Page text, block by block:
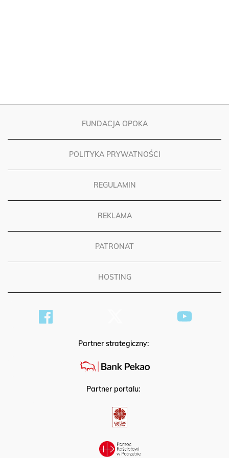
FUNDACJA OPOKA
POLITYKA PRYWATNOŚCI
REGULAMIN
REKLAMA
PATRONAT
HOSTING
Partner strategiczny:
Partner portalu: